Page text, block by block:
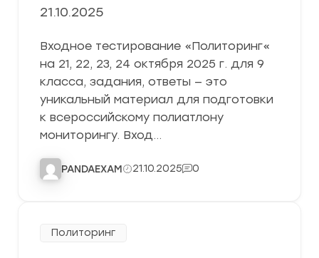
21.10.2025
Входное тестирование «Политоринг«
на 21, 22, 23, 24 октября 2025 г. для 9
класса, задания, ответы — это
уникальный материал для подготовки
к всероссийскому полиатлону
мониторингу. Вход…
PANDAEXAM 21.10.2025 0
Политоринг